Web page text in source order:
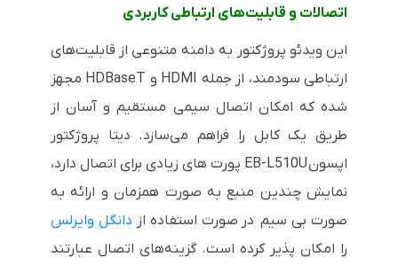
اتصالات و قابلیت‌های ارتباطی کاربردی
این ویدئو پروژکتور به دامنه متنوعی از قابلیت‌های
ارتباطی سودمند، از جمله HDMI و HDBaseT مجهز
شده که امکان اتصال سیمی مستقیم و آسان از
طریق یک کابل را فراهم می‌سازد. دیتا پروژکتور
اپسون EB-L510U پورت های زیادی برای اتصال دارد،
نمایش چندین منبع به صورت همزمان و ارائه به
صورت بی سیم در صورت استفاده از دانگل وایرلس
را امکان پذیر کرده است. گزینه‌های اتصال عبارتند